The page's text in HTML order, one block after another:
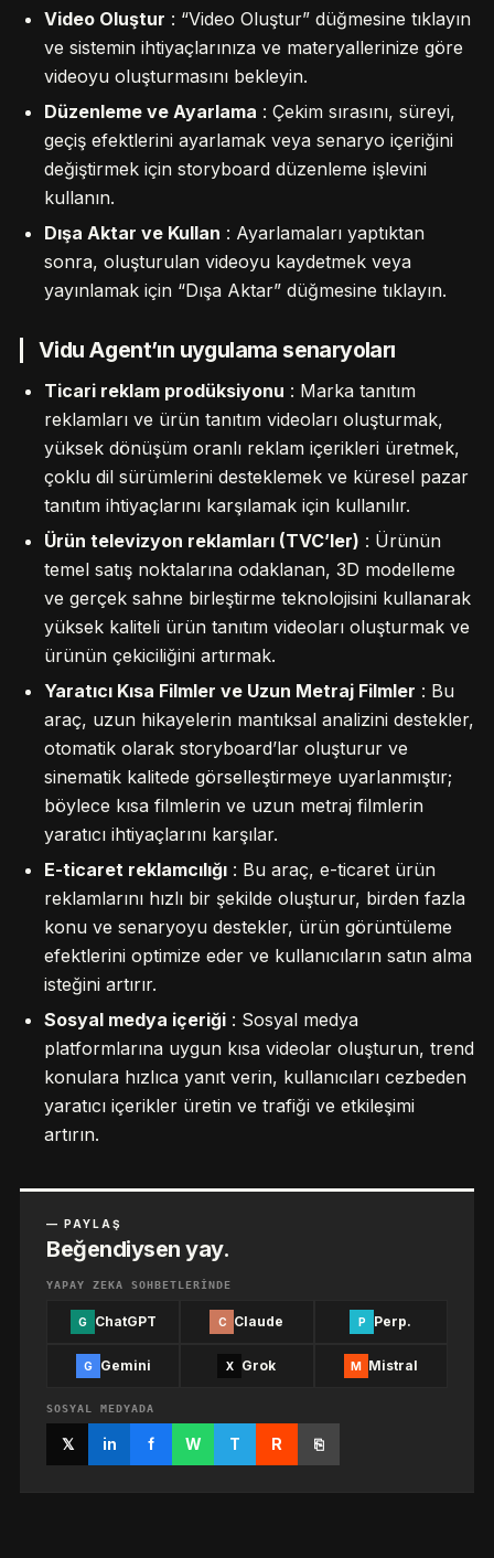
Video Oluştur : “Video Oluştur” düğmesine tıklayın
ve sistemin ihtiyaçlarınıza ve materyallerinize göre
videoyu oluşturmasını bekleyin.
Düzenleme ve Ayarlama : Çekim sırasını, süreyi,
geçiş efektlerini ayarlamak veya senaryo içeriğini
değiştirmek için storyboard düzenleme işlevini
kullanın.
Dışa Aktar ve Kullan : Ayarlamaları yaptıktan
sonra, oluşturulan videoyu kaydetmek veya
yayınlamak için “Dışa Aktar” düğmesine tıklayın.
Vidu Agent’ın uygulama senaryoları
Ticari reklam prodüksiyonu : Marka tanıtım
reklamları ve ürün tanıtım videoları oluşturmak,
yüksek dönüşüm oranlı reklam içerikleri üretmek,
çoklu dil sürümlerini desteklemek ve küresel pazar
tanıtım ihtiyaçlarını karşılamak için kullanılır.
Ürün televizyon reklamları (TVC’ler) : Ürünün
temel satış noktalarına odaklanan, 3D modelleme
ve gerçek sahne birleştirme teknolojisini kullanarak
yüksek kaliteli ürün tanıtım videoları oluşturmak ve
ürünün çekiciliğini artırmak.
Yaratıcı Kısa Filmler ve Uzun Metraj Filmler : Bu
araç, uzun hikayelerin mantıksal analizini destekler,
otomatik olarak storyboard’lar oluşturur ve
sinematik kalitede görselleştirmeye uyarlanmıştır;
böylece kısa filmlerin ve uzun metraj filmlerin
yaratıcı ihtiyaçlarını karşılar.
E-ticaret reklamcılığı : Bu araç, e-ticaret ürün
reklamlarını hızlı bir şekilde oluşturur, birden fazla
konu ve senaryoyu destekler, ürün görüntüleme
efektlerini optimize eder ve kullanıcıların satın alma
isteğini artırır.
Sosyal medya içeriği : Sosyal medya
platformlarına uygun kısa videolar oluşturun, trend
konulara hızlıca yanıt verin, kullanıcıları cezbeden
yaratıcı içerikler üretin ve trafiği ve etkileşimi
artırın.
— PAYLAŞ
Beğendiysen yay.
YAPAY ZEKA SOHBETLERINDE
G ChatGPT C Claude P Perp.
G Gemini X Grok M Mistral
SOSYAL MEDYADA
𝕏 in f W T R ⎘